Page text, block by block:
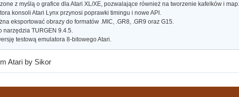
z myślą o grafice dla Atari XL/XE, pozwalające również na tworzenie kafelków i map.
konsoli Atari Lynx przynosi poprawki timingu i nowe API.
eksportować obrazy do formatów .MIC, .GR8, .GR9 oraz G15.
narzędzia TURGEN 9.4.5.
testową emulatora 8-bitowego Atari.
Atari by Sikor